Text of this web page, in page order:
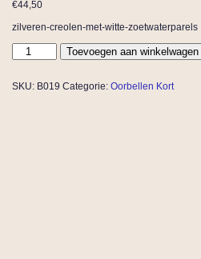
€44,50
zilveren-creolen-met-witte-zoetwaterparels
Toevoegen aan winkelwagen
SKU: B019 Categorie: Oorbellen Kort